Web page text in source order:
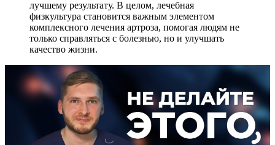
лучшему результату. В целом, лечебная
физкультура становится важным элементом
комплексного лечения артроза, помогая людям не
только справляться с болезнью, но и улучшать
качество жизни.